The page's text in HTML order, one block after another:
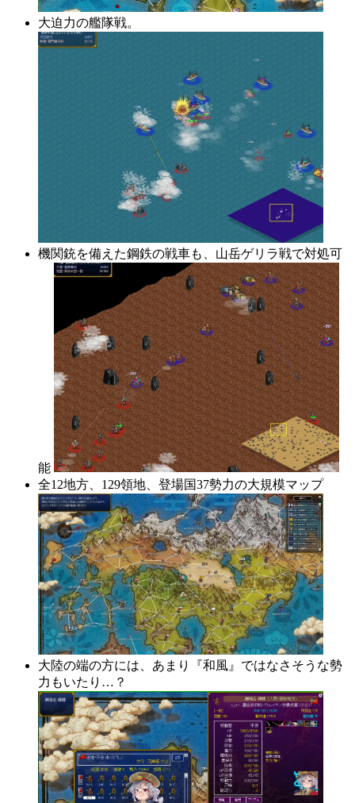
大迫力の艦隊戦。
機関銃を備えた鋼鉄の戦車も、山岳ゲリラ戦で対処可
能
全12地方、129領地、登場国37勢力の大規模マップ
大陸の端の方には、あまり『和風』ではなさそうな勢
力もいたり…？